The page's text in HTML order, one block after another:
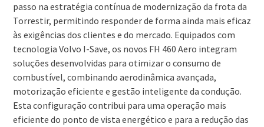
passo na estratégia contínua de modernização da frota da
Torrestir, permitindo responder de forma ainda mais eficaz
às exigências dos clientes e do mercado. Equipados com
tecnologia Volvo I-Save, os novos FH 460 Aero integram
soluções desenvolvidas para otimizar o consumo de
combustível, combinando aerodinâmica avançada,
motorização eficiente e gestão inteligente da condução.
Esta configuração contribui para uma operação mais
eficiente do ponto de vista energético e para a redução das